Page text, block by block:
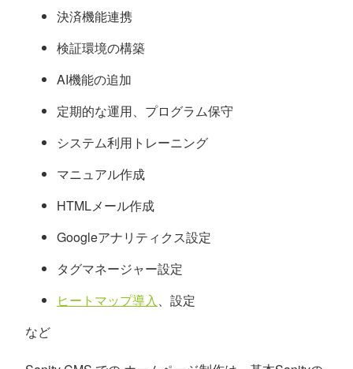
決済機能連携
検証環境の構築
AI機能の追加
定期的な運用、プログラム保守
システム利用トレーニング
マニュアル作成
HTMLメール作成
Googleアナリティクス設定
タグマネージャー設定
ヒートマップ導入、設定
など